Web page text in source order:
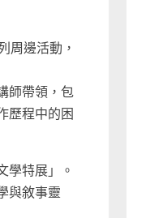
周邊活動，
師帶領，包
歷程中的困
學特展」。
與敘事靈